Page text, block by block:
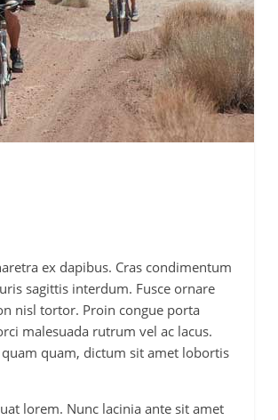
ex dapibus. Cras condimentum
sagittis interdum. Fusce ornare
nisl tortor. Proin congue porta
malesuada rutrum vel ac lacus.
quam, dictum sit amet lobortis
lorem. Nunc lacinia ante sit amet